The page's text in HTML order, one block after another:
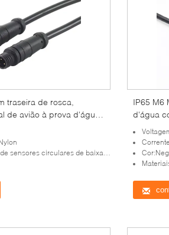
traseira de rosca,
de avião à prova d'água
de baixa tensão e resistente à água M8 IP67 com conector de 4 polos
IP65 M6
d'água